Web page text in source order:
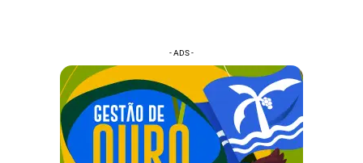
- ADS -